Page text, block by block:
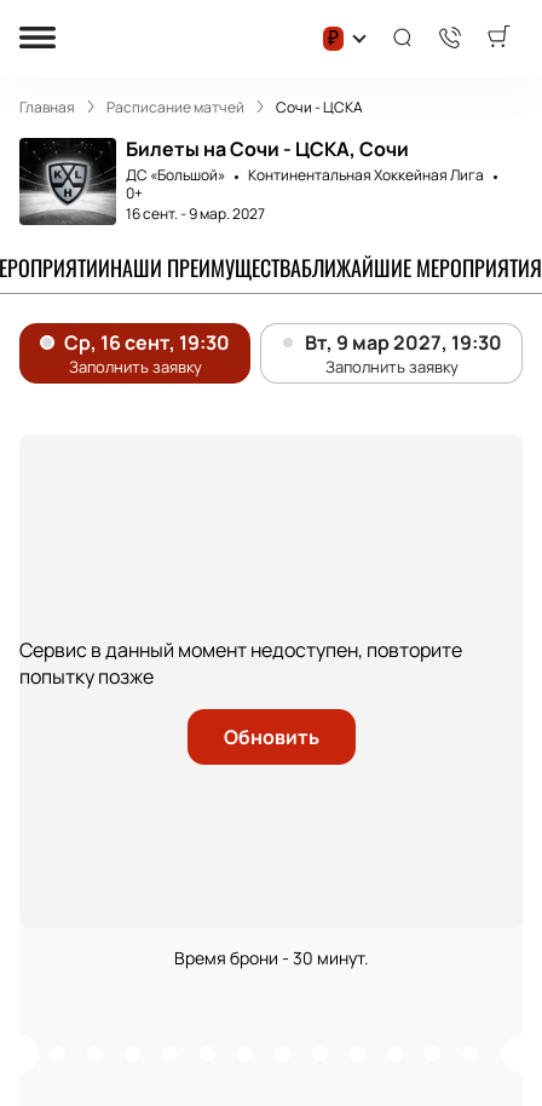
₽
Главная Расписание матчей Сочи - ЦСКА
Билеты на Сочи - ЦСКА, Сочи
ДС «Большой»
Континентальная Хоккейная Лига
0+
16 сент.-9 мар. 2027
НАШИ ПРЕИМУЩЕСТВАБЛИЖАЙШИЕ МЕРОПРИЯТИЯ
Сервис в данный момент недоступен, повторите
попытку позже
Обновить
Время брони - 30 минут.